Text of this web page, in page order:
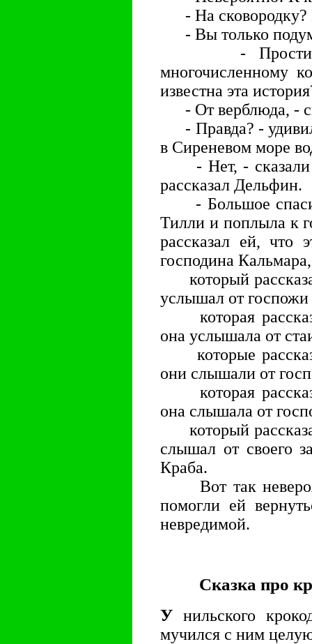
- На сковородку?
- Вы только
- Простите, -
многочисленному
известна эта
- От верблюда, -
- Правда? -
в Сиреневом море
- Нет, - сказали
рассказал Дельфин.
- Большое
Тилли и поплыла к
рассказал ей, что
господина Кальмара,
который
услышал от
которая
она услышала от
которые
они слышали от
которая
она слышала от
который
слышал от своего
Краба.
Вот так
помогли ей
невредимой.
Сказка про
У нильского
мучился с ним